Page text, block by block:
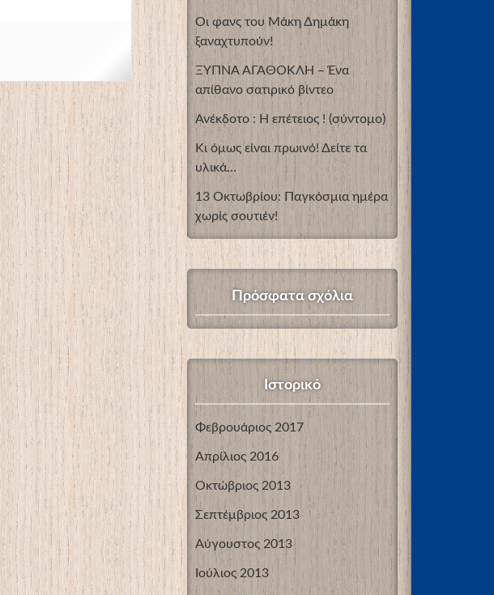
Οι φανς του Μάκη Δημάκη
ξαναχτυπούν!
ΞΥΠΝΑ ΑΓΑΘΟΚΛΗ – Ένα
απίθανο σατιρικό βίντεο
Ανέκδοτο : Η επέτειος ! (σύντομο)
Κι όμως είναι πρωινό! Δείτε τα
υλικά…
13 Οκτωβρίου: Παγκόσμια ημέρα
χωρίς σουτιέν!
Πρόσφατα σχόλια
Ιστορικό
Φεβρουάριος 2017
Απρίλιος 2016
Οκτώβριος 2013
Σεπτέμβριος 2013
Αύγουστος 2013
Ιούλιος 2013